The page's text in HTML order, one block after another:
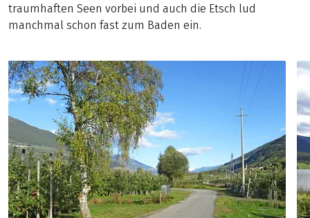
traumhaften Seen vorbei und auch die Etsch lud
manchmal schon fast zum Baden ein.